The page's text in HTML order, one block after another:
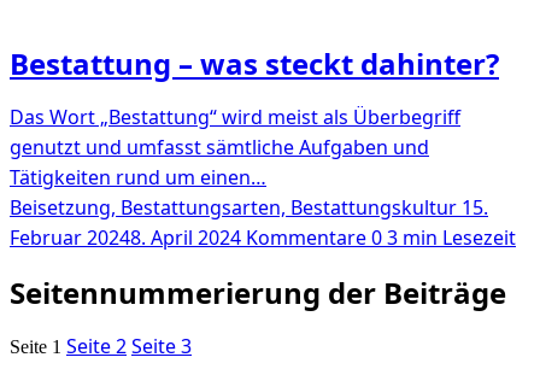
Bestattung – was steckt dahinter?
Das Wort „Bestattung“ wird meist als Überbegriff
genutzt und umfasst sämtliche Aufgaben und
Tätigkeiten rund um einen…
Beisetzung, Bestattungsarten, Bestattungskultur 15.
Februar 20248. April 2024 Kommentare 03 min Lesezeit
Seitennummerierung der Beiträge
Seite 1 Seite2Seite3